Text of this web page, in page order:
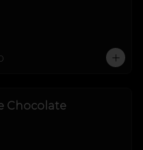
Chocolate